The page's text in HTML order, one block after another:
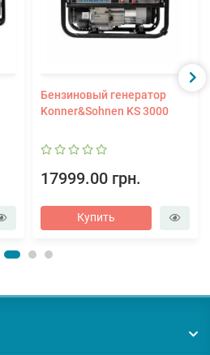
Бензиновый генератор
Konner&Sohnen KS 3000
17999.00 грн.
Купить